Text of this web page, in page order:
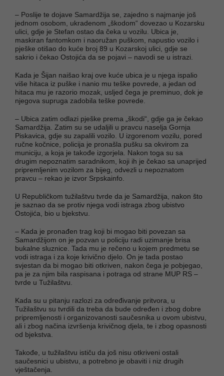
– Poslije te dojave Samardžija se, zajedno s najmanje još
jednom osobom, ukradenom „škodom“ dovezao u Kozarsku
ulici, gdje je Stefan ostao da čeka u vozilu. Ubica je,
maskiran fantomkom i naoružan puškom, napustio vozilo i
pješke otišao do kuće broj 89 u Kozarskoj ulici, gdje se
sakrio i čekao Ostojića da se pojavi – navodi se u istrazi.
Kada je Šijan naišao kraj ove kuće ubica je u njega ispalio
više hitaca iz puške i nanio mu teške povrede, a jedan od
hitaca mu je razorio mozak, usljed čega je preminuo, dok je
njegova supruga zadobila teške povrede.
– Ubica zatim odlazi pješke prema „škodi“, gdje ga je čekao
Samardžija. Zatim su se udaljili u pravcu naselja Gornja
Piskavica, gdje su zapalili vozilo. U izgorenom vozilu, pored
ručne kočnice, policija je pronašla pušku sa okvirom za
municiju, a koja je takođe izgorjela. Nakon toga su sa
drugim nepoznatim saradnikom, koji ih je čekao sa unaprijed
pripremljenim vozilom za bijeg, odvezli u nepoznatom
pravcu – rekao je izvor Srpskainfo.
U Republičkom tužilaštvu tvrde da je Samardžija, nakon što
je saznao da se protiv njega vodi istraga zbog ubistvo
Ostojića, bio u bjekstvu.
– Kada je pronađen trag koji bi mogao biti povezan sa
Samardžijom on je pozvan u policiju radi uzimanje brisa
bukalne sluznice. Tada mu je rečeno u kojem predmetu se
vodi istraga i za koje krivično djelo. On je tada postao
svjestan da bi mogao biti otkriven, nakon čega je pobjegao,
pa je za njim bila raspisana i potraga od strane MUP RS –
tvrde u Tužilaštvu.
Kada su u pitanju razlozi za određivanje pritvora, u
Tužilaštvu su tvrdili da treba da bude određen i zbog dobre
pripremljenosti i organizovanosti saučesnika u ovom ubistvu,
ali i zbog načina izvršenja krivičnog djela, te i zbog opasnosti
od bjekstva.
Takođe, u tužilaštvu ističu da još nisu otkriveni ostali
saučesnici u ubistvu, a potrebno je obaviti i niz drugih
vještačenja.